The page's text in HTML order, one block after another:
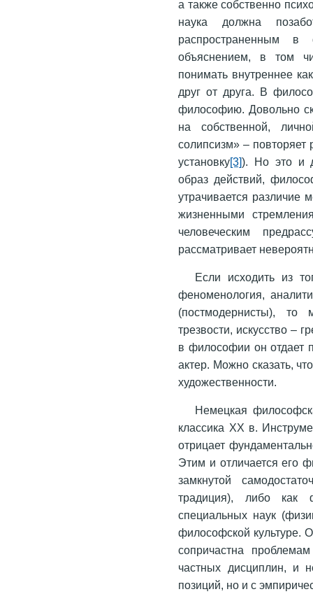
а также собственно
наука должна
распространенным
объяснением, в том
понимать внутреннее
друг от друга. В
философию. Довольно
на собственной,
солипсизм» – повторяет
установку[3]). Но это и
образ действий,
утрачивается
жизненными
человеческим
рассматривает
Если исходить из
фено­менология,
(постмодернисты), то
трезвости, искусство –
в философии он отдает
актер. Можно сказать,
художественности.
Немецкая
классика XX в.
отрицает
Этим и отличается его
замкнутой
тради­ция), либо как
специальных наук
философской культуре.
сопричастна
частных дисциплин, и
позиций, но и с